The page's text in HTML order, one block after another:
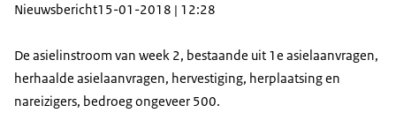
Nieuwsbericht15-01-2018 | 12:28
De asielinstroom van week 2, bestaande uit 1e asielaanvragen,
herhaalde asielaanvragen, hervestiging, herplaatsing en
nareizigers, bedroeg ongeveer 500.